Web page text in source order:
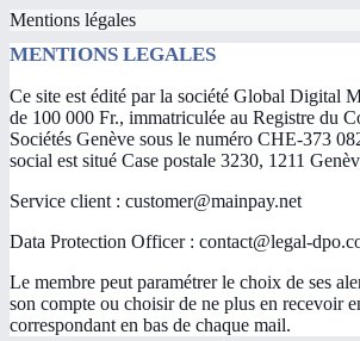
Mentions légales
MENTIONS LEGALES
Ce site est édité par la société Global Digital
de 100 000 Fr., immatriculée au Registre du
Sociétés Genève sous le numéro CHE-373
social est situé Case postale 3230, 1211
Service client : customer@mainpay.net
Data Protection Officer : contact@legal-
Le membre peut paramétrer le choix de ses
son compte ou choisir de ne plus en recevoir
correspondant en bas de chaque mail.